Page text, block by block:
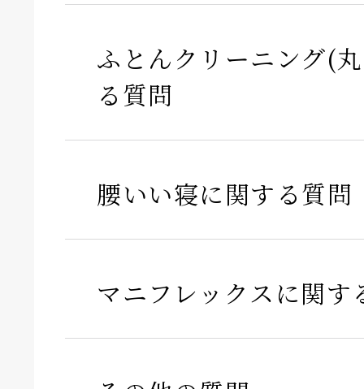
ふとんクリーニング(
る質問
腰いい寝に関する質問
マニフレックスに関す